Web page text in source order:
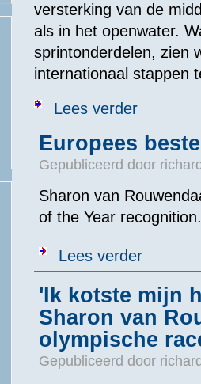
versterking van de
als in het openwater.
sprintonderdelen, zien
internationaal stappen
Lees verderover Sharon
Europees
Gepubliceerd door
Sharon van
of the Year recognition.
Lees verderover
'Ik kotste mijn
Sharon van
olympische
Gepubliceerd door